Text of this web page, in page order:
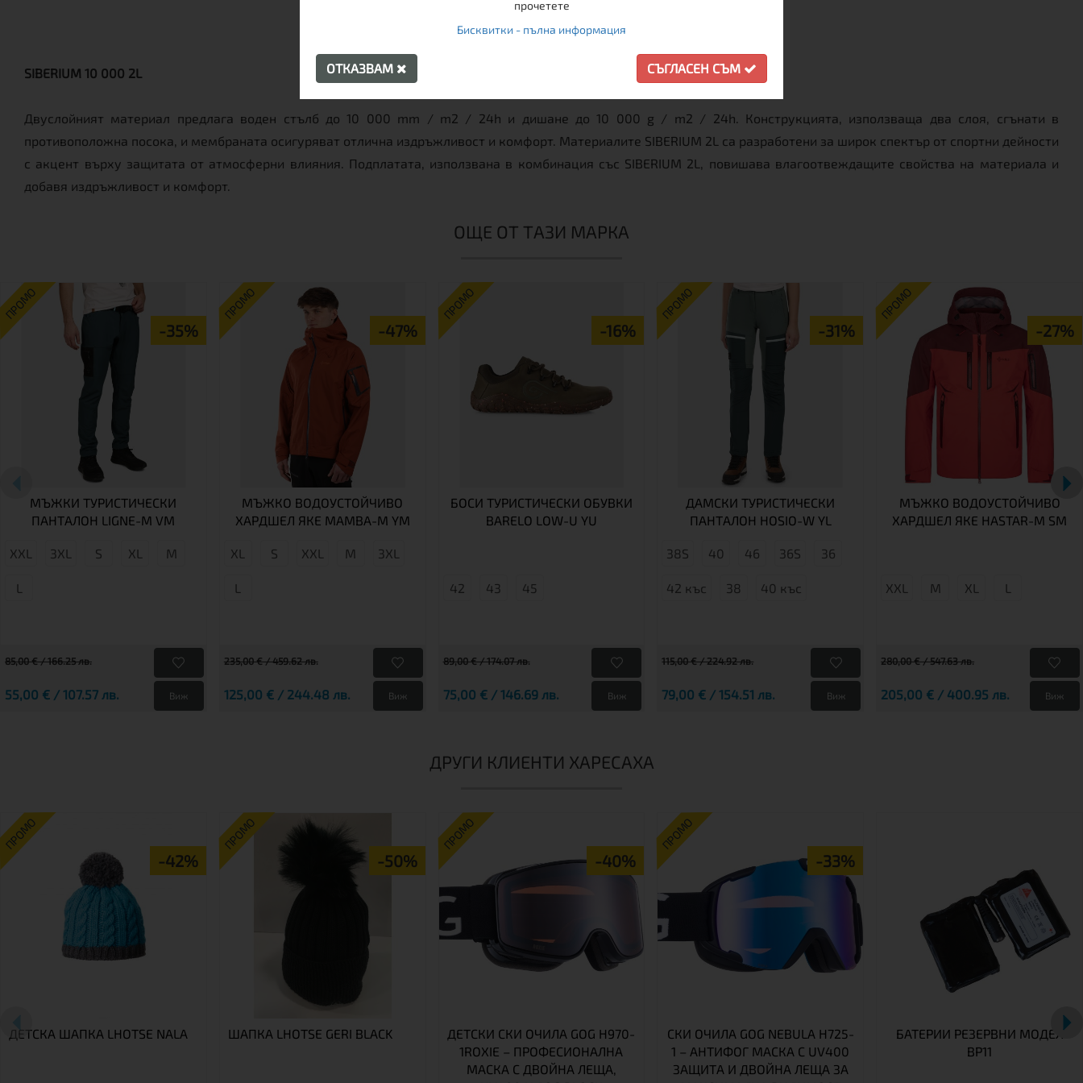
SIBERIUM 10 000 2L
Двуслойният материал предлага воден стълб до 10 000 mm / m2 / 24h и дишане до 10 000 g / m2 / 24h. Конструкцията, използваща два слоя, сгънати в
противоположна посока, и мембраната осигуряват отлична издръжливост и комфорт. Материалите SIBERIUM 2L са разработени за широк спектър от спортни дейности
с акцент върху защитата от атмосферни влияния. Подплатата, използвана в комбинация със SIBERIUM 2L, повишава влагоотвеждащите свойства на материала и
добавя издръжливост и комфорт.
ОЩЕ ОТ ТАЗИ МАРКА
ПРОМО
-35%
МЪЖКИ ТУРИСТИЧЕСКИ
ПАНТАЛОН LIGNE-M VM
XXL 3XL S XL M
L
85,00 € / 166.25 лв.
55,00 € / 107.57 лв. Виж
ПРОМО
-47%
МЪЖКО ВОДОУСТОЙЧИВО
ХАРДШЕЛ ЯКЕ MAMBA-M YM
XL S XXL М 3XL
L
235,00 € / 459.62 лв.
125,00 € / 244.48 лв. Виж
ПРОМО
-16%
БОСИ ТУРИСТИЧЕСКИ ОБУВКИ
BARELO LOW-U YU
42 43 45
89,00 € / 174.07 лв.
75,00 € / 146.69 лв. Виж
ПРОМО
-31%
ДАМСКИ ТУРИСТИЧЕСКИ
ПАНТАЛОН HOSIO-W YL
38S 40 46 36S 36
42 къс 38 40 къс
115,00 € / 224.92 лв.
79,00 € / 154.51 лв. Виж
ПРОМО
-27%
МЪЖКО ВОДОУСТОЙЧИВО
ХАРДШЕЛ ЯКЕ HASTAR-M SM
XXL М XL L
280,00 € / 547.63 лв.
205,00 € / 400.95 лв. Виж
ДРУГИ КЛИЕНТИ ХАРЕСАХА
ПРОМО
-42%
ДЕТСКА ШАПКА LHOTSE NALA
ПРОМО
-50%
ШАПКА LHOTSE GERI BLACK
ПРОМО
-40%
ДЕТСКИ СКИ ОЧИЛА GOG H970-
1ROXIE – ПРОФЕСИОНАЛНА
МАСКА С ДВОЙНА ЛЕЩА,
ПРОМО
-33%
СКИ ОЧИЛА GOG NEBULA H725-
1 – АНТИФОГ МАСКА С UV400
ЗАЩИТА И ДВОЙНА ЛЕЩА ЗА
БАТЕРИИ РЕЗЕРВНИ МОДЕЛ
BP11
прочетете
Бисквитки - пълна информация
ОТКАЗВАМ СЪГЛАСЕН СЪМ